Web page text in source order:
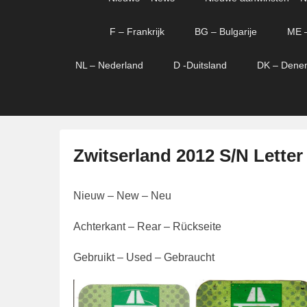
F – Frankrijk BG – Bulgarije ME
NL – Nederland D -Duitsland DK –
Zwitserland 2012 S/N Letter
e
l
a
s
Nieuw – New – Neu
Achterkant – Rear – Rückseite
Gebruikt – Used – Gebraucht